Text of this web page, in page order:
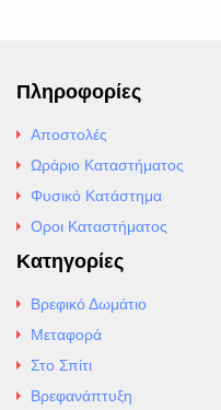
Πληροφορίες
Αποστολές
Ωράριο Καταστήματος
Φυσικό Κατάστημα
Οροι Καταστήματος
Κατηγορίες
Βρεφικό Δωμάτιο
Μεταφορά
Στο Σπίτι
Βρεφανάπτυξη